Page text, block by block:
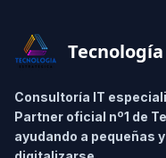
Consultoría IT
Partner oficial nº1 de
ayudando a pequeñas